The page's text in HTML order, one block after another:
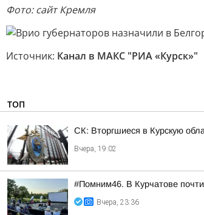
Фото: сайт Кремля
Источник: Канал в МАКС "РИА «Курск»"
ТОП
СК: Вторгшиеся в Курскую
Вчера, 19:02
#Помним46. В Курчатове
Вчера, 23:36